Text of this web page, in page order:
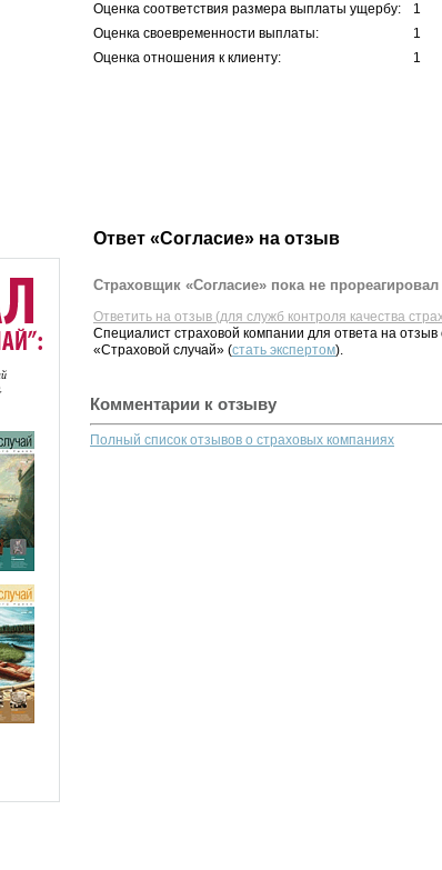
Оценка соответствия размера выплаты ущербу:
1
Оценка своевременности выплаты:
1
Оценка отношения к клиенту:
1
Ответ «Согласие» на отзыв
Страховщик «Согласие» пока не
Ответить на отзыв (для служб контроля качества
Специалист страховой компании для ответа на
«Страховой случай» (стать экспертом).
Комментарии к отзыву
Полный список отзывов о страховых компаниях